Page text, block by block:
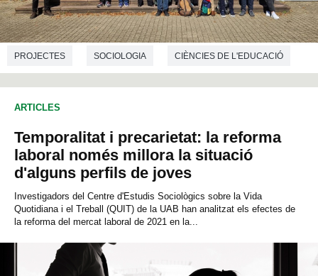
PROJECTES SOCIOLOGIA CIÈNCIES DE L'EDUCACIÓ
ARTICLES
Temporalitat i precarietat: la reforma
laboral només millora la situació
d'alguns perfils de joves
Investigadors del Centre d'Estudis Sociològics sobre la Vida
Quotidiana i el Treball (QUIT) de la UAB han analitzat els efectes de
la reforma del mercat laboral de 2021 en la...